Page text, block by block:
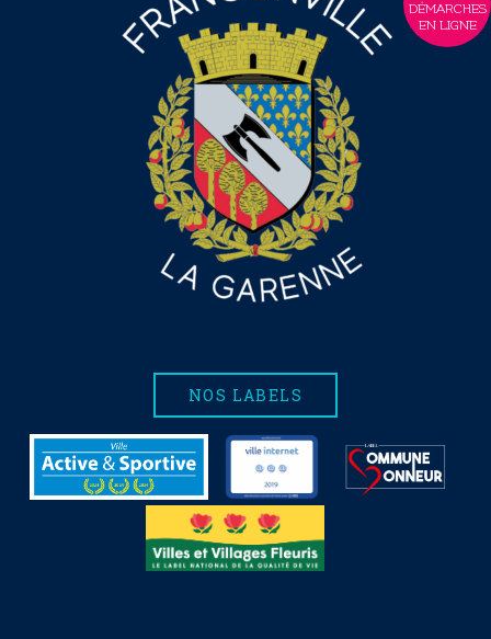
NOS LABELS
DÉMARCHES
EN LIGNE